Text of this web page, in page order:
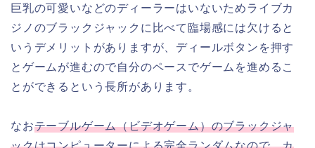
巨乳の可愛いなどのディーラーはいないためライブカ
ジノのブラックジャックに比べて臨場感には欠けると
いうデメリットがありますが、ディールボタンを押す
とゲームが進むので自分のペースでゲームを進めるこ
とができるという長所があります。
なおテーブルゲーム（ビデオゲーム）のブラックジャ